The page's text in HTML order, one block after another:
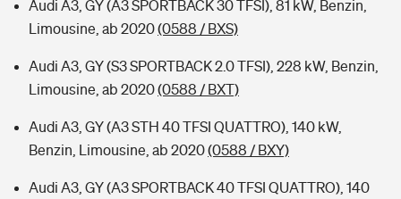
Audi A3, GY (A3 SPORTBACK 30 TFSI), 81 kW, Benzin,
Limousine, ab 2020(0588 / BXS)
Audi A3, GY (S3 SPORTBACK 2.0 TFSI), 228 kW, Benzin,
Limousine, ab 2020(0588 / BXT)
Audi A3, GY (A3 STH 40 TFSI QUATTRO), 140 kW,
Benzin, Limousine, ab 2020(0588 / BXY)
Audi A3, GY (A3 SPORTBACK 40 TFSI QUATTRO), 140